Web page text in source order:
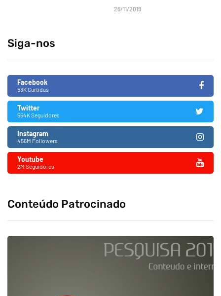
26/11/2019
Siga-nos
Facebook
53K Curtidas
Twitter
554K Seguidores
Instagram
456M Followers
Youtube
2M Seguidores
Conteúdo Patrocinado